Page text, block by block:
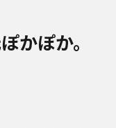
かぽか。